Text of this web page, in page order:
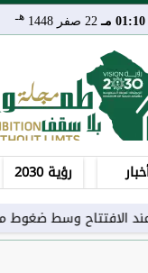
01:10 مـ 22 صفر 1448 هـ
رؤية 2030